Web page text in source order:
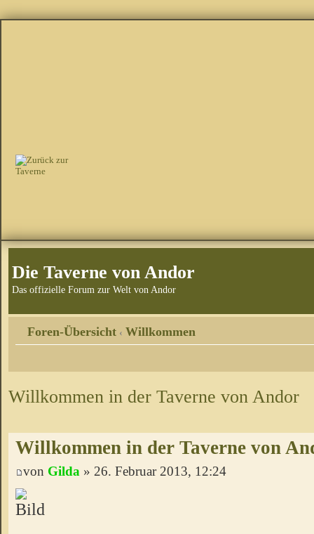
Die Taverne von Andor
Das offizielle Forum zur Welt von Andor
Foren-Übersicht ‹ Willkommen
Willkommen in der Taverne von Andor
Willkommen in der Taverne von
von Gilda » 26. Februar 2013, 12:24